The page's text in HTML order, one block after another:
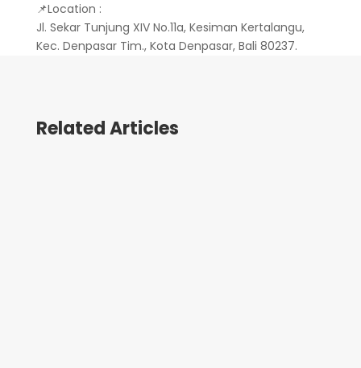
📌Location :
Jl. Sekar Tunjung XIV No.11a, Kesiman Kertalangu,
Kec. Denpasar Tim., Kota Denpasar, Bali 80237.
Related Articles